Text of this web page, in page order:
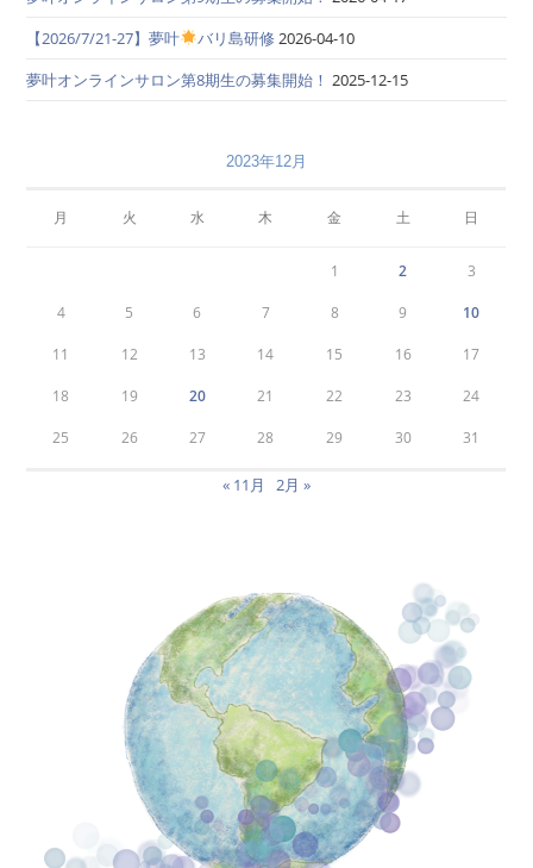
【2026/7/21-27】夢叶
バリ島研修2026-04-10
夢叶オンラインサロン第8期生の募集開始！ 2025-12-15
2023年12月
月 火 水 木 金 土 日
1 2 3
4 5 6 7 8 9 10
11 12 13 14 15 16 17
18 19 20 21 22 23 24
25 26 27 28 29 30 31
« 11月 2月 »